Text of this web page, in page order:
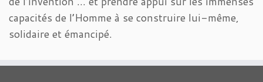
capacités de l’Homme à se construire lui-même,
solidaire et émancipé.